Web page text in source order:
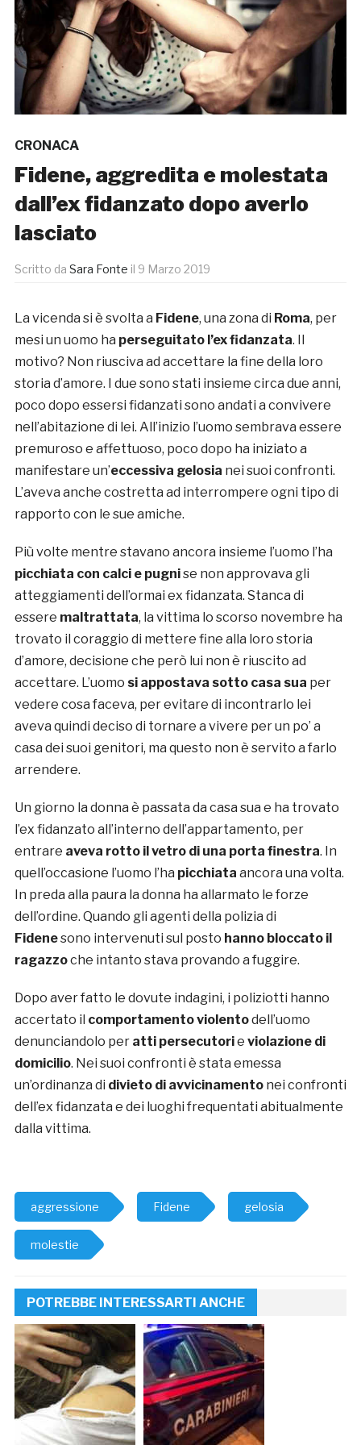
CRONACA
Fidene, aggredita e molestata
dall’ex fidanzato dopo averlo
lasciato
Scritto da Sara Fonte il 9 Marzo 2019
La vicenda si è svolta a Fidene, una zona di Roma, per
mesi un uomo ha perseguitato l’ex fidanzata. Il
motivo? Non riusciva ad accettare la fine della loro
storia d’amore. I due sono stati insieme circa due anni,
poco dopo essersi fidanzati sono andati a convivere
nell’abitazione di lei. All’inizio l’uomo sembrava essere
premuroso e affettuoso, poco dopo ha iniziato a
manifestare un’eccessiva gelosia nei suoi confronti.
L’aveva anche costretta ad interrompere ogni tipo di
rapporto con le sue amiche.
Più volte mentre stavano ancora insieme l’uomo l’ha
picchiata con calci e pugnise non approvava gli
atteggiamenti dell’ormai ex fidanzata. Stanca di
essere maltrattata, la vittima lo scorso novembre ha
trovato il coraggio di mettere fine alla loro storia
d’amore, decisione che però lui non è riuscito ad
accettare. L’uomo si appostava sotto casa sua per
vedere cosa faceva, per evitare di incontrarlo lei
aveva quindi deciso di tornare a vivere per un po’ a
casa dei suoi genitori, ma questo non è servito a farlo
arrendere.
Un giorno la donna è passata da casa sua e ha trovato
l’ex fidanzato all’interno dell’appartamento, per
entrare aveva rotto il vetro di una porta finestra. In
quell’occasione l’uomo l’ha picchiata ancora una volta.
In preda alla paura la donna ha allarmato le forze
dell’ordine. Quando gli agenti della polizia di
Fidenesono intervenuti sul posto hanno bloccato il
ragazzoche intanto stava provando a fuggire.
Dopo aver fatto le dovute indagini, i poliziotti hanno
accertato il comportamento violentodell’uomo
denunciandolo per atti persecutorie violazione di
domicilio. Nei suoi confronti è stata emessa
un’ordinanza di divieto di avvicinamentonei confronti
dell’ex fidanzata e dei luoghi frequentati abitualmente
dalla vittima.
aggressione Fidene gelosia
molestie
POTREBBE INTERESSARTI ANCHE